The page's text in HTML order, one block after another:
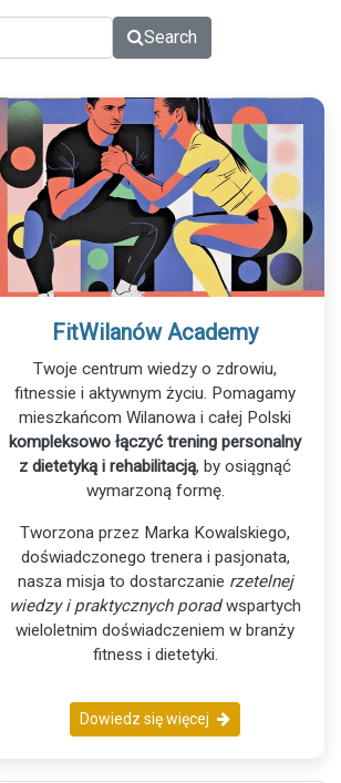
Search
FitWilanów Academy
Twoje centrum wiedzy o zdrowiu,
fitnessie i aktywnym życiu. Pomagamy
mieszkańcom Wilanowa i całej Polski
kompleksowo łączyć trening personalny
z dietetyką i rehabilitacją, by osiągnąć
wymarzoną formę.
Tworzona przez Marka Kowalskiego,
doświadczonego trenera i pasjonata,
nasza misja to dostarczanie rzetelnej
wiedzy i praktycznych poradwspartych
wieloletnim doświadczeniem w branży
fitness i dietetyki.
Dowiedz się więcej